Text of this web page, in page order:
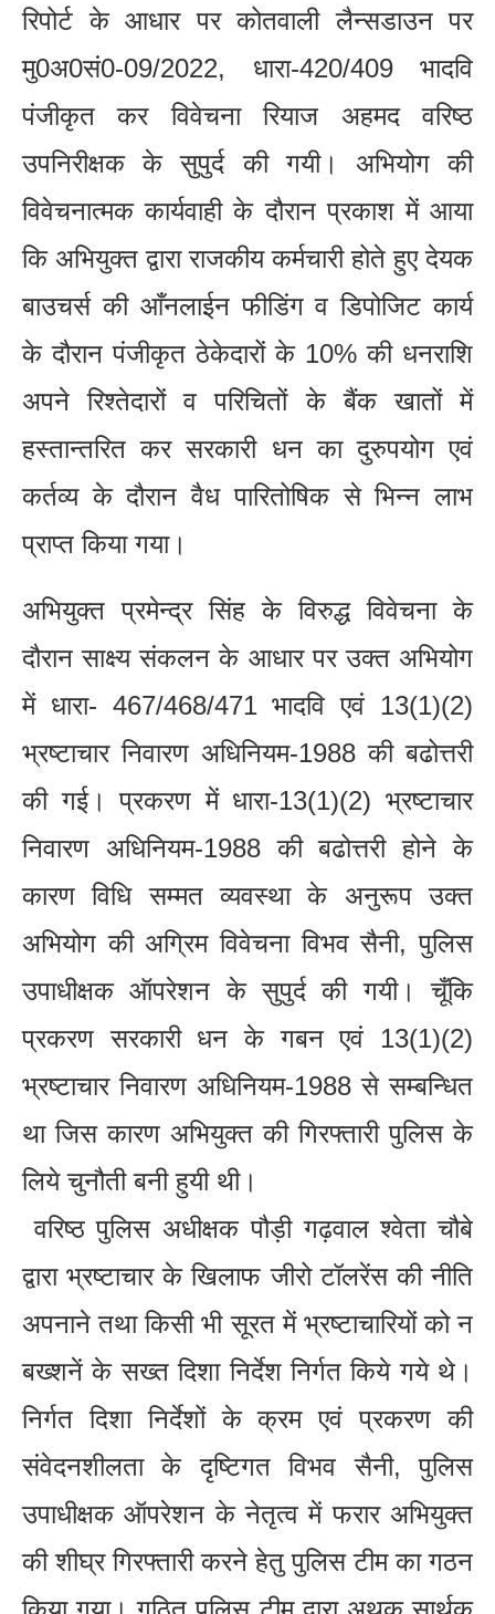
रिपोर्ट के आधार पर कोतवाली लैन्सडाउन पर
मु0अ0सं0-09/2022, धारा-420/409 भादवि
पंजीकृत कर विवेचना रियाज अहमद वरिष्ठ
उपनिरीक्षक के सुपुर्द की गयी। अभियोग की
विवेचनात्मक कार्यवाही के दौरान प्रकाश में आया
कि अभियुक्त द्वारा राजकीय कर्मचारी होते हुए देयक
बाउचर्स की आँनलाईन फीडिंग व डिपोजिट कार्य
के दौरान पंजीकृत ठेकेदारों के 10% की धनराशि
अपने रिश्तेदारों व परिचितों के बैंक खातों में
हस्तान्तरित कर सरकारी धन का दुरुपयोग एवं
कर्तव्य के दौरान वैध पारितोषिक से भिन्न लाभ
प्राप्त किया गया।
अभियुक्त प्रमेन्द्र सिंह के विरुद्ध विवेचना के
दौरान साक्ष्य संकलन के आधार पर उक्त अभियोग
में धारा- 467/468/471 भादवि एवं 13(1)(2)
भ्रष्टाचार निवारण अधिनियम-1988 की बढोत्तरी
की गई। प्रकरण में धारा-13(1)(2) भ्रष्टाचार
निवारण अधिनियम-1988 की बढोत्तरी होने के
कारण विधि सम्मत व्यवस्था के अनुरूप उक्त
अभियोग की अग्रिम विवेचना विभव सैनी, पुलिस
उपाधीक्षक ऑपरेशन के सुपुर्द की गयी। चूँकि
प्रकरण सरकारी धन के गबन एवं 13(1)(2)
भ्रष्टाचार निवारण अधिनियम-1988 से सम्बन्धित
था जिस कारण अभियुक्त की गिरफ्तारी पुलिस के
लिये चुनौती बनी हुयी थी।
वरिष्ठ पुलिस अधीक्षक पौड़ी गढ़वाल श्वेता चौबे
द्वारा भ्रष्टाचार के खिलाफ जीरो टॉलरेंस की नीति
अपनाने तथा किसी भी सूरत में भ्रष्टाचारियों को न
बख्शनें के सख्त दिशा निर्देश निर्गत किये गये थे।
निर्गत दिशा निर्देशों के क्रम एवं प्रकरण की
संवेदनशीलता के दृष्टिगत विभव सैनी, पुलिस
उपाधीक्षक ऑपरेशन के नेतृत्व में फरार अभियुक्त
की शीघ्र गिरफ्तारी करने हेतु पुलिस टीम का गठन